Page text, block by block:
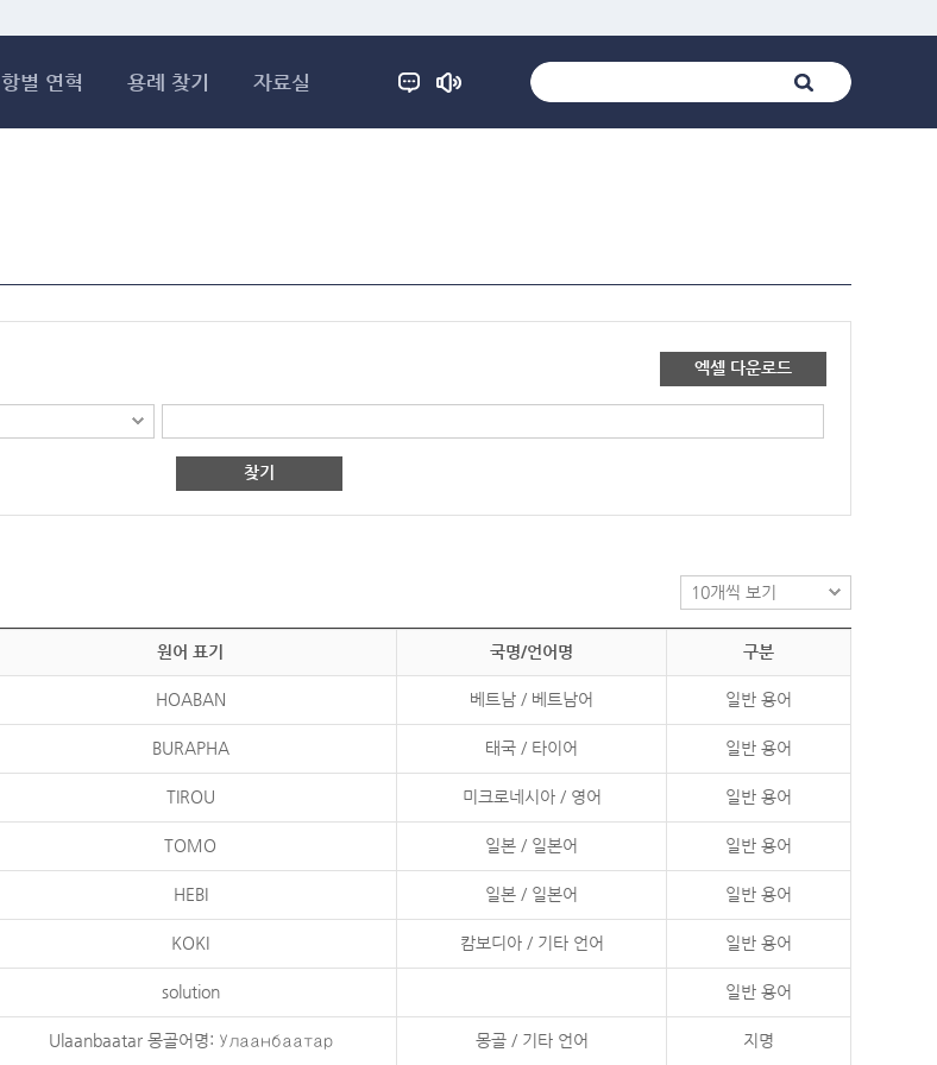
항별 연혁 용례 찾기 자료실
엑셀 다운로드
찾기
원어 표기 국명/언어명 구분
HOABAN 베트남 / 베트남어 일반 용어
BURAPHA 태국 / 타이어 일반 용어
TIROU 미크로네시아 / 영어 일반 용어
TOMO 일본 / 일본어 일반 용어
HEBI 일본 / 일본어 일반 용어
KOKI 캄보디아 / 기타 언어 일반 용어
solution 일반 용어
Ulaanbaatar 몽골어명: Улаанбаатар 몽골 / 기타 언어 지명